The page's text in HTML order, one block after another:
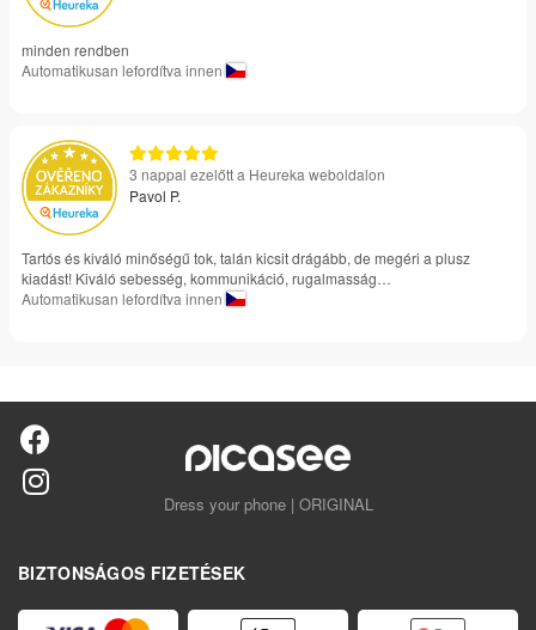
minden rendben
Automatikusan lefordítva innen
3 nappal ezelőtt a Heureka weboldalon
Pavol P.
Tartós és kiváló minőségű tok, talán kicsit drágább, de megéri a plusz
kiadást! Kiváló sebesség, kommunikáció, rugalmasság…
Automatikusan lefordítva innen
Dress your phone | ORIGINAL
BIZTONSÁGOS FIZETÉSEK